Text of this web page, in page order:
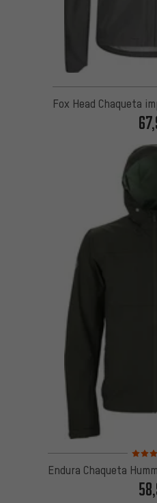
Fox Head Chaqueta
Endura Chaqueta